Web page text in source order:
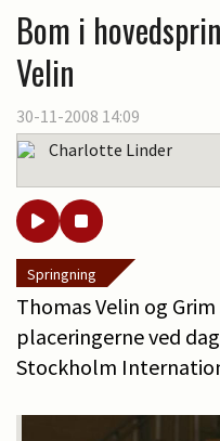
Bom i
Velin
30-11-2008 14:09
Charlotte Linder
Springning
Thomas Velin og
placeringerne ved
Stockholm